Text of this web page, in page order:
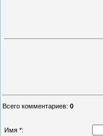
Всего комментариев: 0
Имя *: